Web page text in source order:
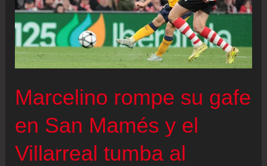
“Hay
que
aceptarlo,
no
suerte”
Marcelino rompe su gafe
en San Mamés y el
Villarreal tumba al